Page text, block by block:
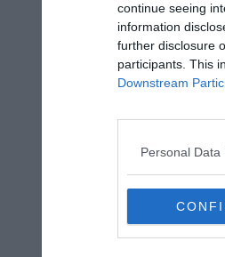
continue seeing
information
further disclosure
participants. This
Downstream
Personal